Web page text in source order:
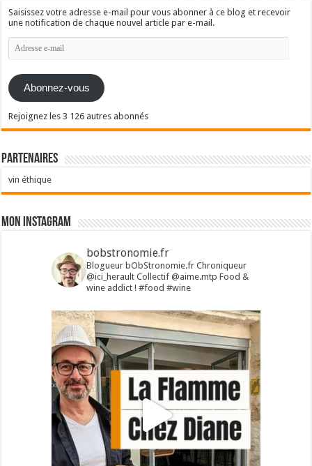
Saisissez votre adresse e-mail pour vous abonner à ce blog et recevoir
une notification de chaque nouvel article par e-mail.
Adresse
e-
Abonnez-vous
Rejoignez les 3 126 autres abonnés
Partenaires
vin éthique
Mon Instagram
bobstronomie.fr
Blogueur bObStronomie.fr Chroniqueur
@ici_heraultCollectif @aime.mtp Food &
wine addict !#food #wine